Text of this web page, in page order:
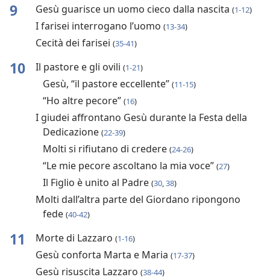
9 Gesù guarisce un uomo cieco dalla nascita (1-12)
I farisei interrogano l’uomo (13-34)
Cecità dei farisei (35-41)
10 Il pastore e gli ovili (1-21)
Gesù, “il pastore eccellente” (11-15)
“Ho altre pecore” (16)
I giudei affrontano Gesù durante la Festa della
Dedicazione (22-39)
Molti si rifiutano di credere (24-26)
“Le mie pecore ascoltano la mia voce” (27)
Il Figlio è unito al Padre (30,38)
Molti dall’altra parte del Giordano ripongono
fede (40-42)
11 Morte di Lazzaro (1-16)
Gesù conforta Marta e Maria (17-37)
Gesù risuscita Lazzaro (38-44)